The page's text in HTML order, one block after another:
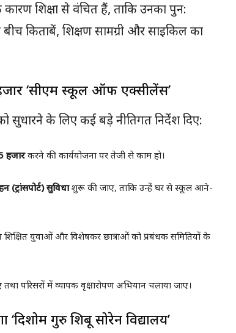
कारण शिक्षा से वंचित हैं, ताकि उनका पुन:
किताबें, शिक्षण सामग्री और साइकिल का
‘सीएम स्कूल ऑफ एक्सीलेंस’
को सुधारने के लिए कई बड़े नीतिगत निर्देश दिए:
हजारकरने की कार्ययोजना पर तेजी से काम हो।
(ट्रांसपोर्ट) सुविधाशुरू की जाए, ताकि उन्हें घर से स्कूल आने-
शिक्षित युवाओं और विशेषकर छात्राओं को प्रबंधक समितियों के
परिसरों में व्यापक वृक्षारोपण अभियान चलाया जाए।
गुरु शिबू सोरेन विद्यालय’